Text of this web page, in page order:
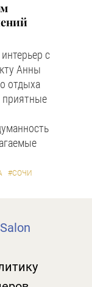
с
Анны
отдыха
приятные
#СОЧИ
Salon